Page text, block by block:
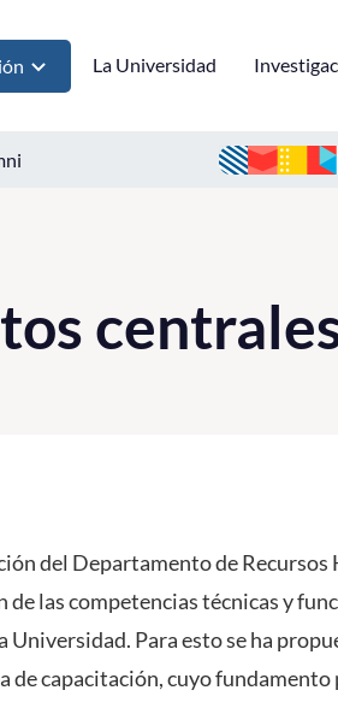
La Universidad
del Departamento de Recursos
las competencias técnicas y
Universidad. Para esto se ha
de capacitación, cuyo